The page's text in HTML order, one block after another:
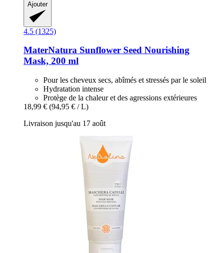
Ajouter
4.5 (1325)
MaterNatura Sunflower Seed Nourishing
Mask, 200 ml
Pour les cheveux secs, abîmés et stressés par le soleil
Hydratation intense
Protège de la chaleur et des agressions extérieures
18,99 € (94,95 € / L)
Livraison jusqu'au 17 août